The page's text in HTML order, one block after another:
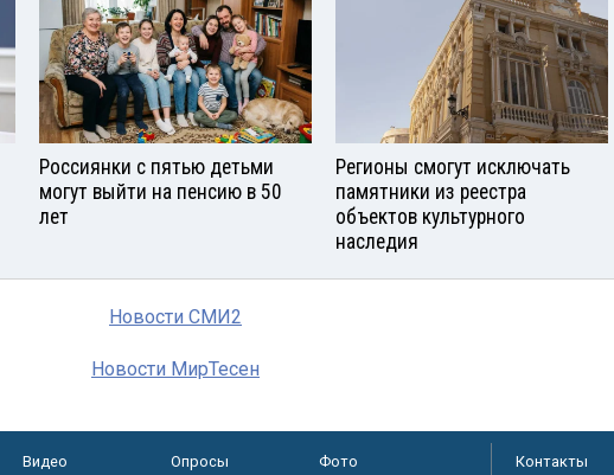
Россиянки с пятью детьми
могут выйти на пенсию в 50
лет
Регионы смогут исключать
памятники из реестра
объектов культурного
наследия
Новости СМИ2
Новости МирТесен
Видео Опросы Фото Контакты